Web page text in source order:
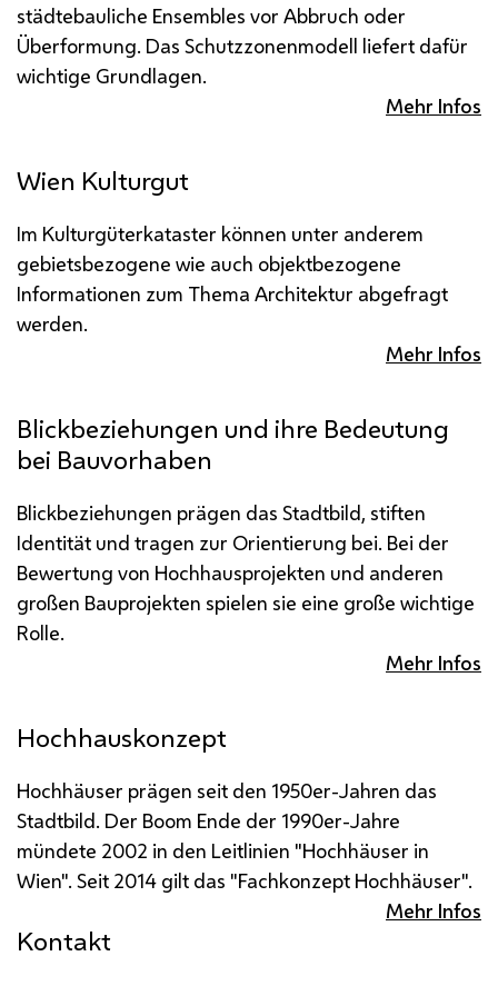
städtebauliche Ensembles vor Abbruch oder
Überformung. Das Schutzzonenmodell liefert dafür
wichtige Grundlagen.
Mehr Infos
Wien Kulturgut
Im Kulturgüterkataster können unter anderem
gebietsbezogene wie auch objektbezogene
Informationen zum Thema Architektur abgefragt
werden.
Mehr Infos
Blickbeziehungen und ihre Bedeutung
bei Bauvorhaben
Blickbeziehungen prägen das Stadtbild, stiften
Identität und tragen zur Orientierung bei. Bei der
Bewertung von Hochhausprojekten und anderen
großen Bauprojekten spielen sie eine große wichtige
Rolle.
Mehr Infos
Hochhauskonzept
Hochhäuser prägen seit den 1950er-Jahren das
Stadtbild. Der Boom Ende der 1990er-Jahre
mündete 2002 in den Leitlinien "Hochhäuser in
Wien". Seit 2014 gilt das "Fachkonzept Hochhäuser".
Mehr Infos
Kontakt